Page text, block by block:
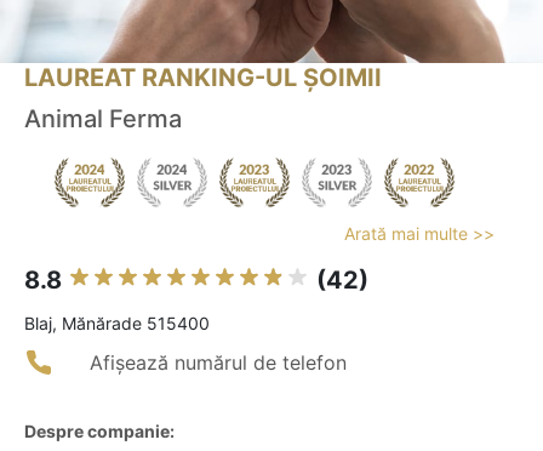
LAUREAT RANKING-UL ȘOIMII
Animal Ferma
Arată mai multe >>
8.8 (42)
Blaj, Mănărade 515400
Afișează numărul de telefon
Despre companie: